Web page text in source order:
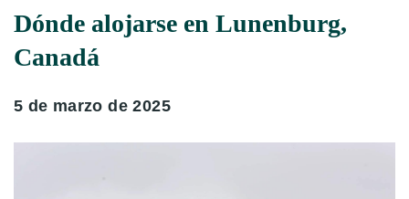
Dónde alojarse en Lunenburg,
Canadá
5 de marzo de 2025